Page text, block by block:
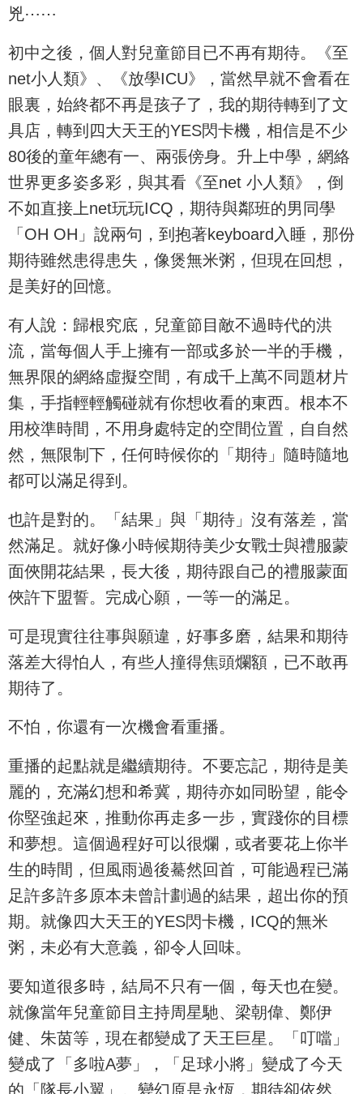
兇⋯⋯
初中之後，個人對兒童節目已不再有期待。《至
net小人類》、《放學ICU》，當然早就不會看在
眼裏，始終都不再是孩子了，我的期待轉到了文
具店，轉到四大天王的YES閃卡機，相信是不少
80後的童年總有一、兩張傍身。升上中學，網絡
世界更多姿多彩，與其看《至net 小人類》，倒
不如直接上net玩玩ICQ，期待與鄰班的男同學
「OH OH」說兩句，到抱著keyboard入睡，那份
期待雖然患得患失，像煲無米粥，但現在回想，
是美好的回憶。
有人說：歸根究底，兒童節目敵不過時代的洪
流，當每個人手上擁有一部或多於一半的手機，
無界限的網絡虛擬空間，有成千上萬不同題材片
集，手指輕輕觸碰就有你想收看的東西。根本不
用校準時間，不用身處特定的空間位置，自自然
然，無限制下，任何時候你的「期待」隨時隨地
都可以滿足得到。
也許是對的。「結果」與「期待」沒有落差，當
然滿足。就好像小時候期待美少女戰士與禮服蒙
面俠開花結果，長大後，期待跟自己的禮服蒙面
俠許下盟誓。完成心願，一等一的滿足。
可是現實往往事與願違，好事多磨，結果和期待
落差大得怕人，有些人撞得焦頭爛額，已不敢再
期待了。
不怕，你還有一次機會看重播。
重播的起點就是繼續期待。不要忘記，期待是美
麗的，充滿幻想和希冀，期待亦如同盼望，能令
你堅強起來，推動你再走多一步，實踐你的目標
和夢想。這個過程好可以很爛，或者要花上你半
生的時間，但風雨過後驀然回首，可能過程已滿
足許多許多原本未曾計劃過的結果，超出你的預
期。就像四大天王的YES閃卡機，ICQ的無米
粥，未必有大意義，卻令人回味。
要知道很多時，結局不只有一個，每天也在變。
就像當年兒童節目主持周星馳、梁朝偉、鄭伊
健、朱茵等，現在都變成了天王巨星。「叮噹」
變成了「多啦A夢」，「足球小將」變成了今天
的「隊長小翼」。變幻原是永恆，期待卻依然。